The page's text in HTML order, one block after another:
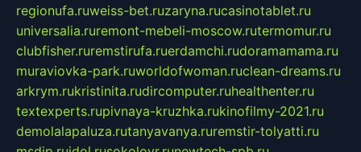
regionufa.ruweiss-bet.ruzaryna.rucasinotablet.ru
universalia.ruremont-mebeli-moscow.rutermomur.ru
clubfisher.ruremstirufa.ruerdamchi.rudoramamama.ru
muraviovka-park.ruworldofwoman.ruclean-dreams.ru
arkrym.rukristinita.rudircomputer.ruhealthenter.ru
textexperts.rupivnaya-kruzhka.rukinofilmy-2021.ru
demolalapaluza.rutanyavanya.ruremstir-tolyatti.ru